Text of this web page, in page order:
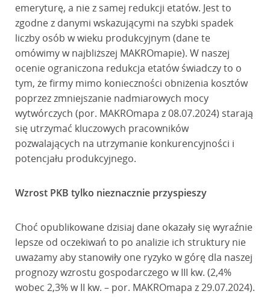
emeryturę, a nie z samej redukcji etatów. Jest to
zgodne z danymi wskazującymi na szybki spadek
liczby osób w wieku produkcyjnym (dane te
omówimy w najbliższej MAKROmapie). W naszej
ocenie ograniczona redukcja etatów świadczy to o
tym, że firmy mimo konieczności obniżenia kosztów
poprzez zmniejszanie nadmiarowych mocy
wytwórczych (por. MAKROmapa z 08.07.2024) starają
się utrzymać kluczowych pracowników
pozwalających na utrzymanie konkurencyjności i
potencjału produkcyjnego.
Wzrost PKB tylko nieznacznie przyspieszy
Choć opublikowane dzisiaj dane okazały się wyraźnie
lepsze od oczekiwań to po analizie ich struktury nie
uważamy aby stanowiły one ryzyko w górę dla naszej
prognozy wzrostu gospodarczego w III kw. (2,4%
wobec 2,3% w II kw. – por. MAKROmapa z 29.07.2024).